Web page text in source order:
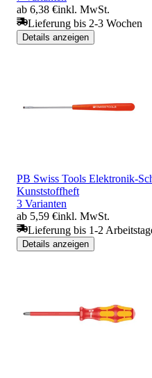
ab 6,38 €inkl. MwSt.
Lieferung bis 2-3 Wochen
Details anzeigen
PB Swiss Tools Elektronik-
Kunststoffheft
3 Varianten
ab 5,59 €inkl. MwSt.
Lieferung bis 1-2
Details anzeigen